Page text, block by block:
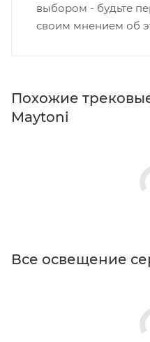
выбором - будьте
своим мнением об
Похожие
Maytoni
Все освещение